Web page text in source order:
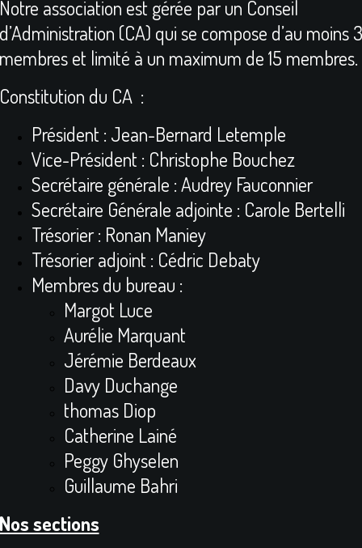
association est gérée par un Conseil
(CA) qui se compose d’au moins 3
et limité à un maximum de 15 membres.
du CA :
Président : Jean-Bernard Letemple
Vice-Président : Christophe Bouchez
Secrétaire générale : Audrey Fauconnier
Secrétaire Générale adjointe : Carole Bertelli
Trésorier : Ronan Maniey
Trésorier adjoint : Cédric Debaty
Membres du bureau :
Margot Luce
Aurélie Marquant
Jérémie Berdeaux
Davy Duchange
thomas Diop
Catherine Lainé
Peggy Ghyselen
Guillaume Bahri
sections